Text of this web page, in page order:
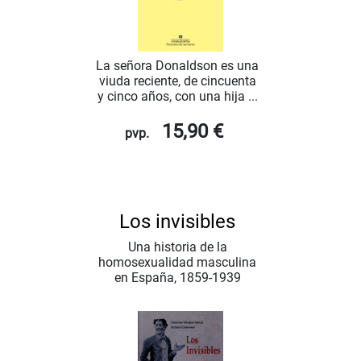
La señora Donaldson es una
viuda reciente, de cincuenta
y cinco años, con una hija ...
pvp. 15,90 €
Los invisibles
Una historia de la
homosexualidad masculina
en España, 1859-1939